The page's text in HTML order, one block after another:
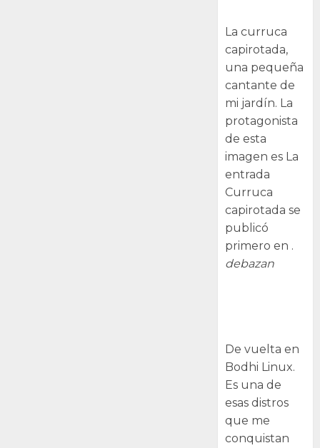
La curruca
capirotada,
una pequeña
cantante de
mi jardín. La
protagonista
de esta
imagen es La
entrada
Curruca
capirotada se
publicó
primero en .
debazan
De vuelta en
Bodhi Linux.
Es una de
esas distros
que me
conquistan